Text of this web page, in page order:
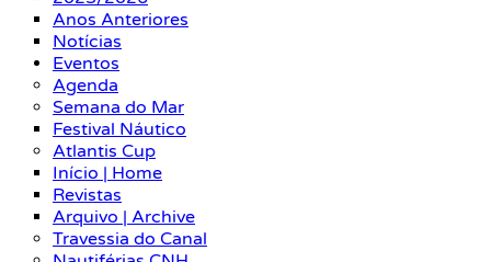
Anos Anteriores
Notícias
Eventos
Agenda
Semana do Mar
Festival Náutico
Atlantis Cup
Início | Home
Revistas
Arquivo | Archive
Travessia do Canal